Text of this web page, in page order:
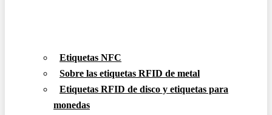
Etiquetas NFC
Sobre las etiquetas RFID de metal
Etiquetas RFID de disco y etiquetas para
monedas